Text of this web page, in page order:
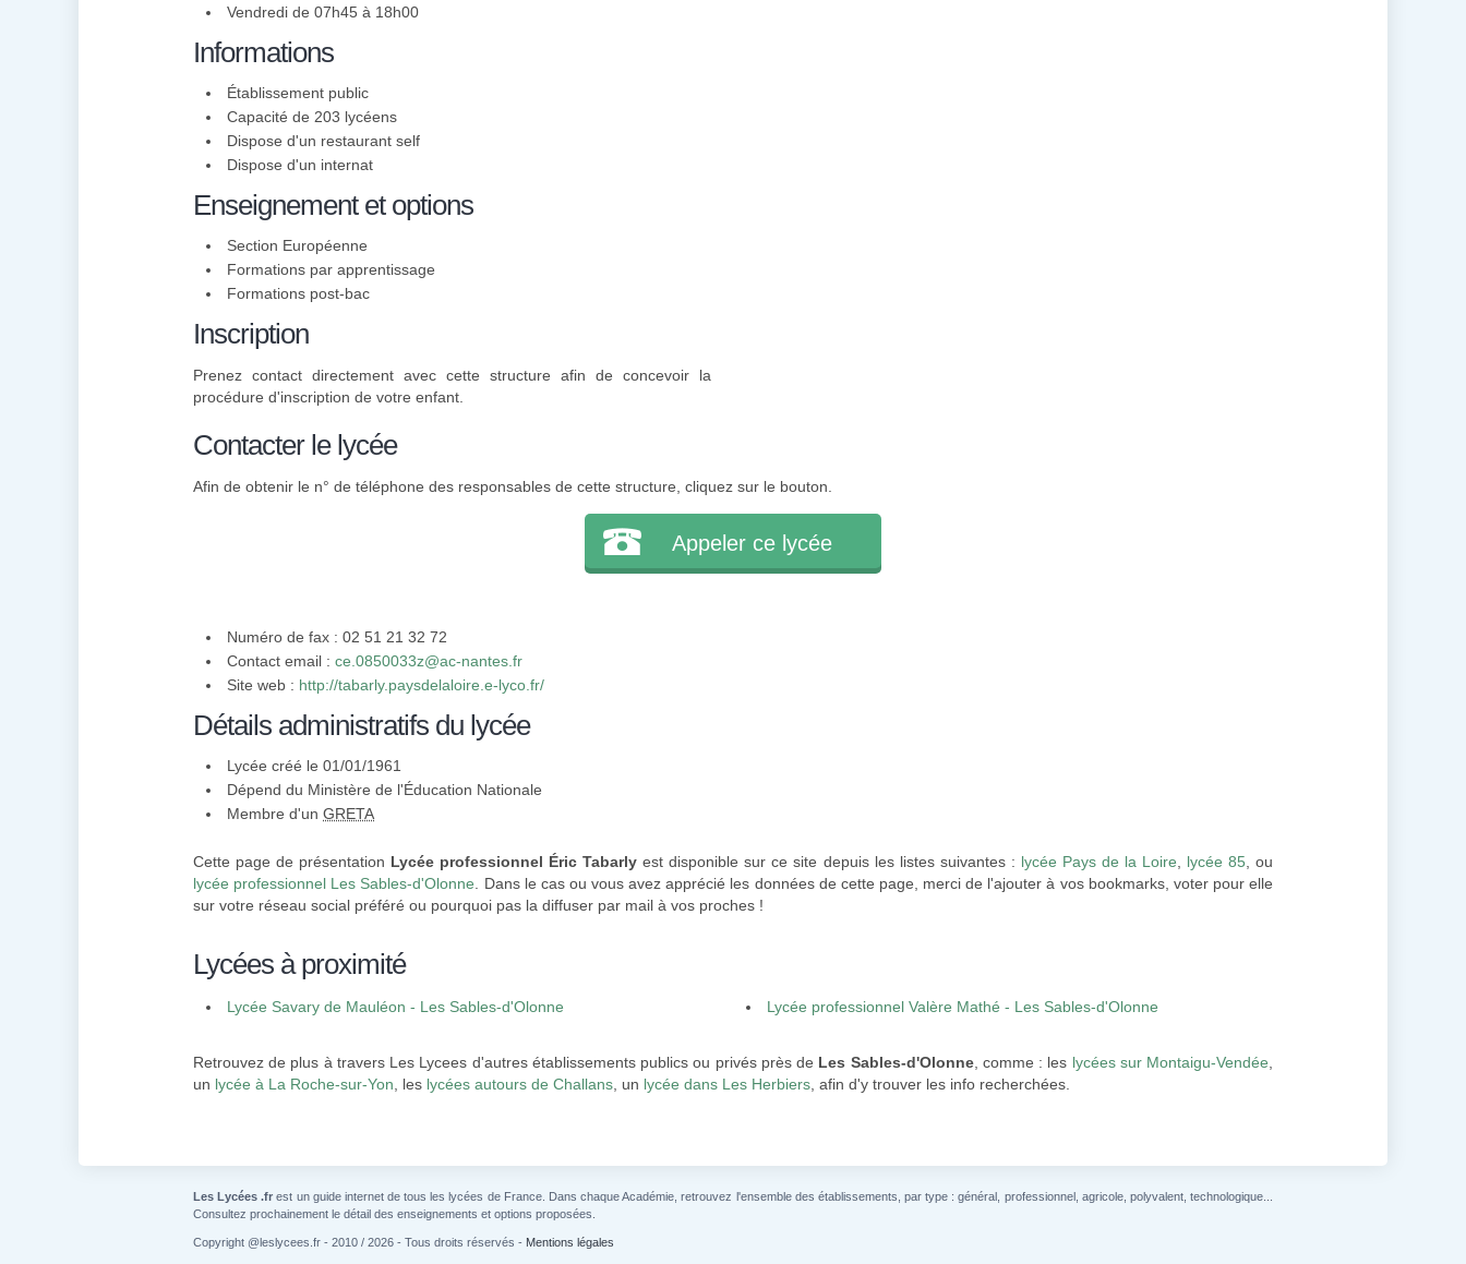
Vendredi de 07h45 à 18h00
Informations
Établissement public
Capacité de 203 lycéens
Dispose d'un restaurant self
Dispose d'un internat
Enseignement et options
Section Européenne
Formations par apprentissage
Formations post-bac
Inscription
Prenez contact directement avec cette structure afin de concevoir la
procédure d'inscription de votre enfant.
Contacter le lycée
Afin de obtenir le n° de téléphone des responsables de cette structure, cliquez sur le bouton.
Appeler ce lycée
Numéro de fax : 02 51 21 32 72
Contact email : ce.0850033z@ac-nantes.fr
Site web : http://tabarly.paysdelaloire.e-lyco.fr/
Détails administratifs du lycée
Lycée créé le 01/01/1961
Dépend du Ministère de l'Éducation Nationale
Membre d'un GRETA
Cette page de présentation Lycée professionnel Éric Tabarly est disponible sur ce site depuis les listes suivantes : lycée Pays de la Loire lycée 85 , ou
lycée professionnel Les Sables-d'Olonne . Dans le cas ou vous avez apprécié les données de cette page, merci de l'ajouter à vos bookmarks, voter pour elle
sur votre réseau social préféré ou pourquoi pas la diffuser par mail à vos proches !
Lycées à proximité
Lycée Savary de Mauléon - Les Sables-d'Olonne Lycée professionnel Valère Mathé - Les Sables-d'Olonne
Retrouvez de plus à travers Les Lycees d'autres établissements publics ou privés près de Les Sables-d'Olonne, comme : les lycées sur Montaigu-Vendée
un lycée à La Roche-sur-Yon , les lycées autours de Challans , un lycée dans Les Herbiers , afin d'y trouver les info recherchées.
Les Lycées .fr est un guide internet de tous les lycées de France. Dans chaque Académie, retrouvez l'ensemble des établissements, par type : général, professionnel, agricole, polyvalent, technologique...
Consultez prochainement le détail des enseignements et options proposées.
Copyright @leslycees.fr - 2010 / 2026 - Tous droits réservés - Mentions légales